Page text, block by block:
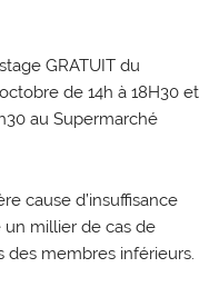
GRATUIT du
de 14h à 18H30 et
au Supermarché
cause d’insuffisance
millier de cas de
membres inférieurs.